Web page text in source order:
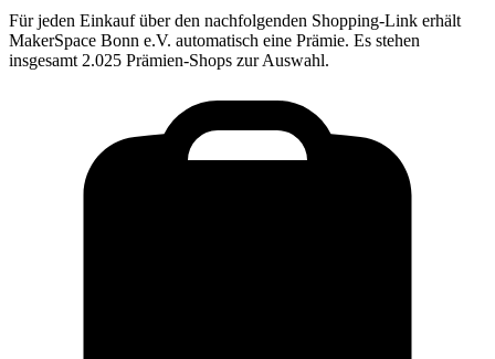
Für jeden Einkauf über den nachfolgenden Shopping-Link erhält
MakerSpace Bonn e.V. automatisch eine Prämie. Es stehen
insgesamt 2.025 Prämien-Shops zur Auswahl.